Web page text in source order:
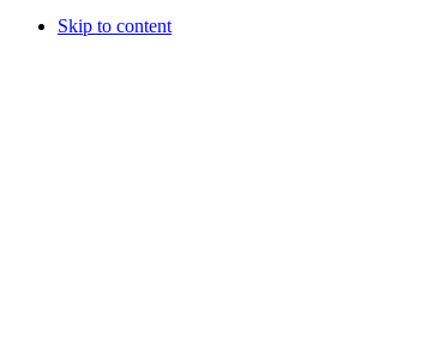
Skip to content